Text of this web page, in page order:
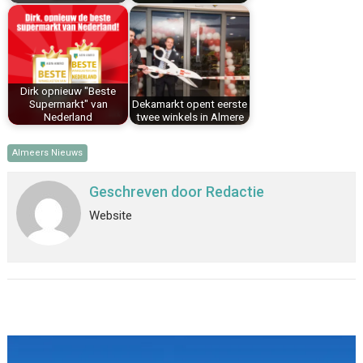
Dirk opnieuw "Beste
Supermarkt" van
Nederland
Dekamarkt opent eerste
twee winkels in Almere
Almeers Nieuws
Geschreven door Redactie
Website